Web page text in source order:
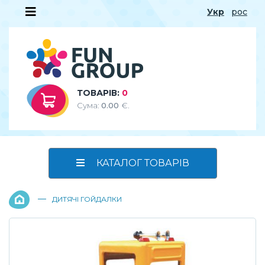
Укр рос
ТОВАРІВ: 0
Сума: 0.00 €.
КАТАЛОГ ТОВАРІВ
— ДИТЯЧІ ГОЙДАЛКИ